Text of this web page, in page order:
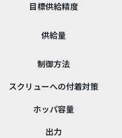
目標供給精度
供給量
制御方法
スクリューへの付着対策
ホッパ容量
出力